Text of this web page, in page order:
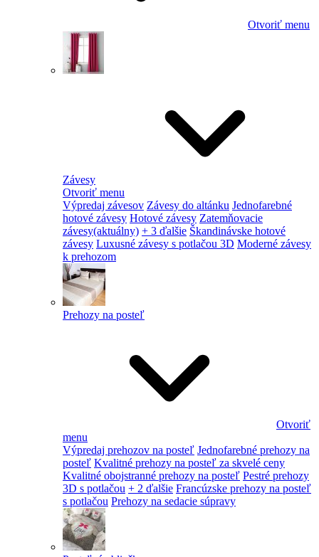
Otvoriť menu
Závesy
Otvoriť menu
Výpredaj závesov Závesy do altánku Jednofarebné
hotové závesy Hotové závesy Zatemňovacie
závesy(aktuálny) + 3 ďalšie Škandinávske hotové
závesy Luxusné závesy s potlačou 3D Moderné závesy
k prehozom
Prehozy na posteľ
Otvoriť
menu
Výpredaj prehozov na posteľ Jednofarebné prehozy na
posteľ Kvalitné prehozy na posteľ za skvelé ceny
Kvalitné obojstranné prehozy na posteľ Pestré prehozy
3D s potlačou + 2 ďalšie Francúzske prehozy na posteľ
s potlačou Prehozy na sedacie súpravy